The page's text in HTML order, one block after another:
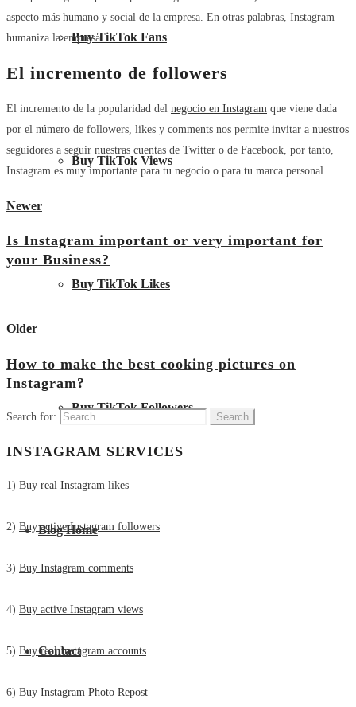
Buy TikTok Fans
Buy TikTok Views
Buy TikTok Likes
Buy TikTok Followers
Blog Home
Contact
aspecto más humano y social de la empresa. En otras palabras, Instagram
humaniza la empresa.
El incremento de followers
El incremento de la popularidad del negocio en Instagram que viene dada
por el número de followers, likes y comments nos permite invitar a nuestros
seguidores a seguir nuestras cuentas de Twitter o de Facebook, por tanto,
Instagram es muy importante para tu negocio o para tu marca personal.
Newer
Is Instagram important or very important for
your Business?
Older
How to make the best cooking pictures on
Instagram?
Search for:
INSTAGRAM SERVICES
1) Buy real Instagram likes
2) Buy active Instagram followers
3) Buy Instagram comments
4) Buy active Instagram views
5) Buy real Instagram accounts
6) Buy Instagram Photo Repost